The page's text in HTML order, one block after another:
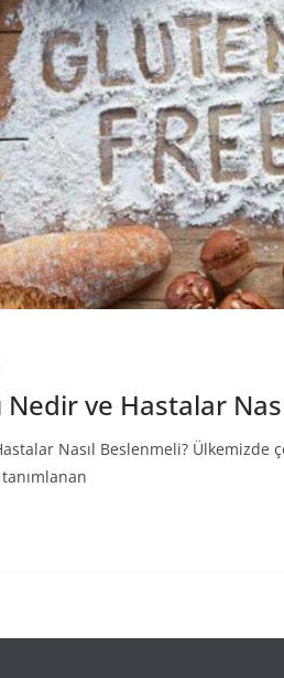
Nedir ve Hastalar
Nasıl Beslenmeli? Ülkemizde